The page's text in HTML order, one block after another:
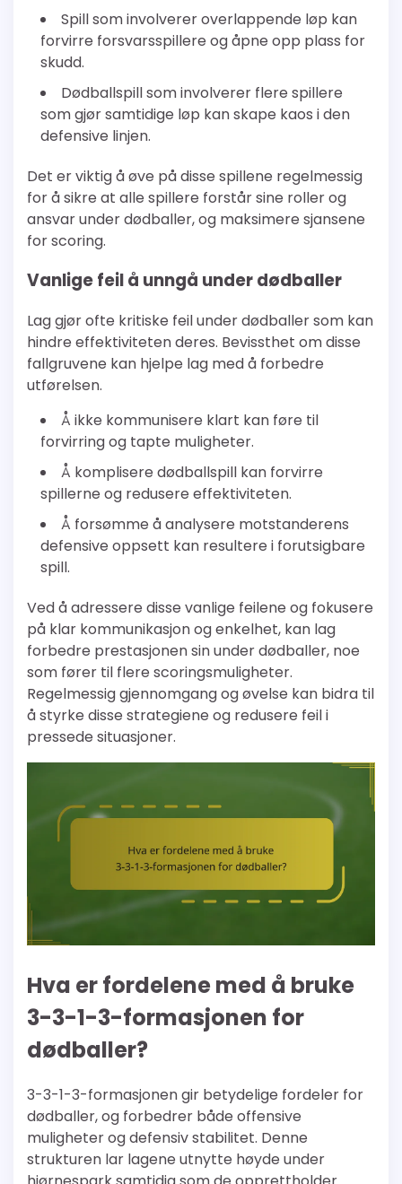
Spill som involverer overlappende løp kan
forvirre forsvarsspillere og åpne opp plass for
skudd.
Dødballspill som involverer flere spillere
som gjør samtidige løp kan skape kaos i den
defensive linjen.
Det er viktig å øve på disse spillene regelmessig
for å sikre at alle spillere forstår sine roller og
ansvar under dødballer, og maksimere sjansene
for scoring.
Vanlige feil å unngå under dødballer
Lag gjør ofte kritiske feil under dødballer som kan
hindre effektiviteten deres. Bevissthet om disse
fallgruvene kan hjelpe lag med å forbedre
utførelsen.
Å ikke kommunisere klart kan føre til
forvirring og tapte muligheter.
Å komplisere dødballspill kan forvirre
spillerne og redusere effektiviteten.
Å forsømme å analysere motstanderens
defensive oppsett kan resultere i forutsigbare
spill.
Ved å adressere disse vanlige feilene og fokusere
på klar kommunikasjon og enkelhet, kan lag
forbedre prestasjonen sin under dødballer, noe
som fører til flere scoringsmuligheter.
Regelmessig gjennomgang og øvelse kan bidra til
å styrke disse strategiene og redusere feil i
pressede situasjoner.
Hva er fordelene med å bruke
3-3-1-3-formasjonen for
dødballer?
3-3-1-3-formasjonen gir betydelige fordeler for
dødballer, og forbedrer både offensive
muligheter og defensiv stabilitet. Denne
strukturen lar lagene utnytte høyde under